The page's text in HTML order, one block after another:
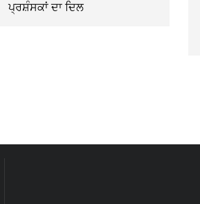
ਪ੍ਰਸ਼ੰਸਕਾਂ ਦਾ ਦਿਲ